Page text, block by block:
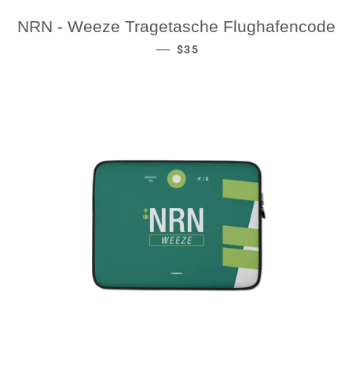
NRN - Weeze Tragetasche Flughafencode
— REGULAR PRICE
$35